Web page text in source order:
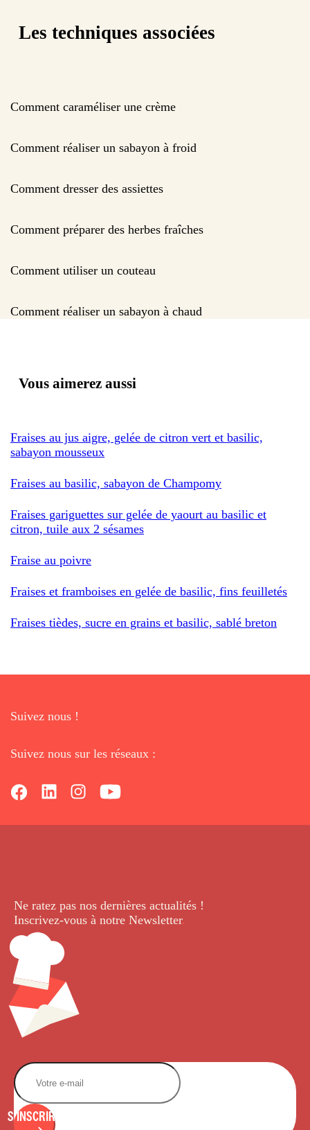
Les techniques associées
Comment caraméliser une crème
Comment réaliser un sabayon à froid
Comment dresser des assiettes
Comment préparer des herbes fraîches
Comment utiliser un couteau
Comment réaliser un sabayon à chaud
Vous aimerez aussi
Fraises au jus aigre, gelée de citron vert et basilic,
sabayon mousseux
Fraises au basilic, sabayon de Champomy
Fraises gariguettes sur gelée de yaourt au basilic et
citron, tuile aux 2 sésames
Fraise au poivre
Fraises et framboises en gelée de basilic, fins feuilletés
Fraises tièdes, sucre en grains et basilic, sablé breton
Suivez nous !
Suivez nous sur les réseaux :
Ne ratez pas nos dernières actualités !
Inscrivez-vous à notre Newsletter.
S'INSCRIRE